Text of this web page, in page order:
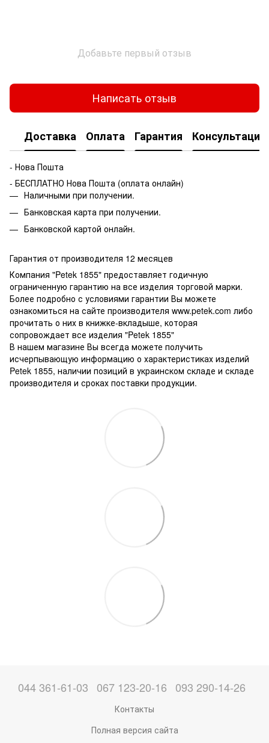
Добавьте первый отзыв
Написать отзыв
Доставка Оплата Гарантия Консультация
- Нова Пошта
- БЕСПЛАТНО Нова Пошта (оплата онлайн)
Наличными при получении.
Банковская карта при получении.
Банковской картой онлайн.
Гарантия от производителя 12 месяцев
Компания "Petek 1855" предоставляет годичную
ограниченную гарантию на все изделия торговой марки.
Более подробно с условиями гарантии Вы можете
ознакомиться на сайте производителя www.petek.com либо
прочитать о них в книжке-вкладыше, которая
сопровождает все изделия "Petek 1855"
В нашем магазине Вы всегда можете получить
исчерпывающую информацию о характеристиках изделий
Petek 1855, наличии позиций в украинском складе и складе
производителя и сроках поставки продукции.
044 361-61-03 067 123-20-16 093 290-14-26
Контакты
Полная версия сайта